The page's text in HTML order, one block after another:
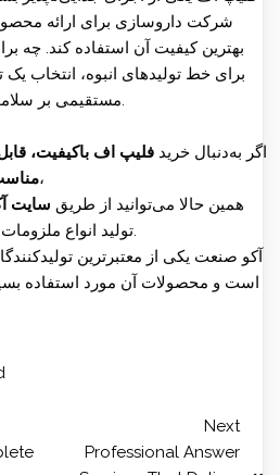
شرکت داروسازی برای ارائه
بهترین کیفیت آن استفاده کند. چه
برای خط تولیدهای انبوه، انتخاب یک
مستقیمی بر سلامت نهایی محصول داشته باشد.
اگر به‌دنبال خرید فلیپ اف باکیفیت،
هستید،
همین حالا می‌توانید از طریق سایت
تولید انواع ملزومات بسته‌بندی دارویی را ثبت کنید.
آکو صنعت یکی از معتبرترین
است و محصولات آن مورد استفاده
Next
Professional Answer